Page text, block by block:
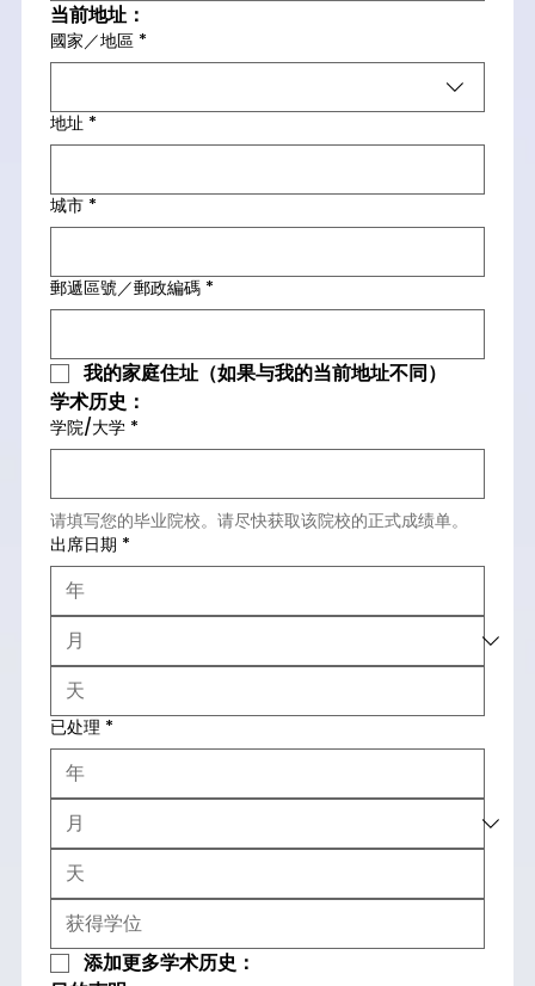
当前地址：
多行地址
國家／地區 *
地址 *
城市 *
郵遞區號／郵政編碼 *
我的家庭住址（如果与我的当前地址不同）
学术历史：
学院/大学 *
请填写您的毕业院校。请尽快获取该院校的正式成绩单。
出席日期 *
已处理 *
添加更多学术历史：